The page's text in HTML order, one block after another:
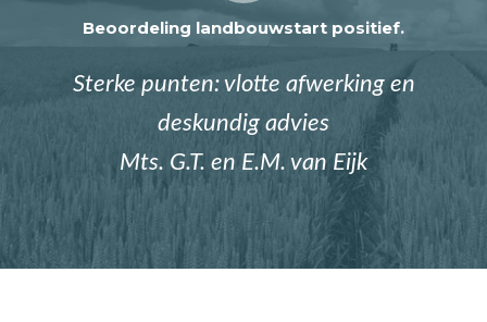
Beoordeling landbouwstart positief.
Sterke punten: vlotte afwerking en
deskundig advies
Mts. G.T. en E.M. van Eijk